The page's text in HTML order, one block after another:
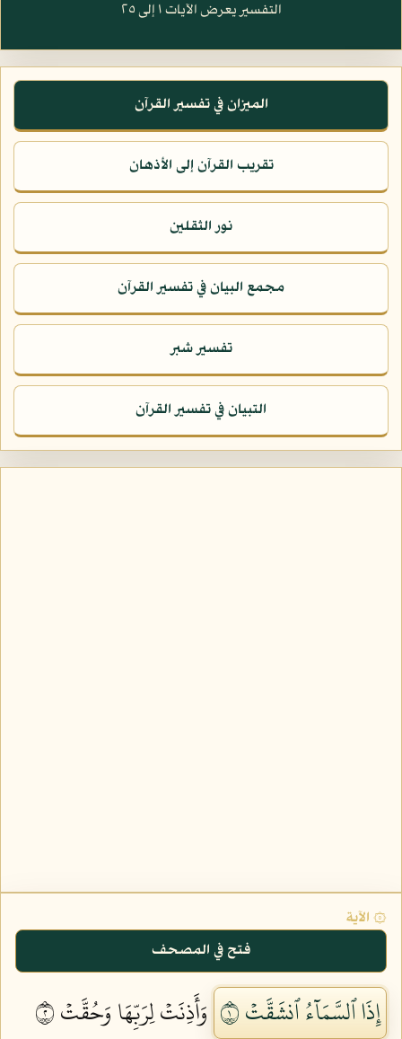
التفسير يعرض الآيات ١ إلى ٢٥
الميزان في تفسير القرآن
تقريب القرآن إلى الأذهان
نور الثقلين
مجمع البيان في تفسير القرآن
تفسير شبر
التبيان في تفسير القرآن
۞ الآية
فتح في المصحف
إِذَا ٱلسَّمَآءُ ٱنشَقَّتۡ ١
وَأَذِنَتۡ لِرَبِّهَا وَحُقَّتۡ ٢